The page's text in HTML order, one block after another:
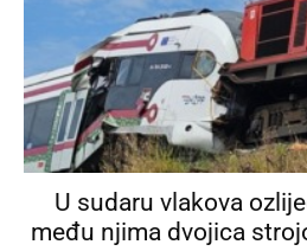
U sudaru vlakova
među njima dvojica